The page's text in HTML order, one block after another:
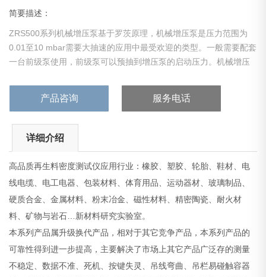
简要描述：
ZRS500系列机械增压泵基于罗茨原理，机械增压泵是压力范围为
0.01至10 mbar需要大抽速的应用中最受欢迎的类型。一般需要配套
一台前级泵使用，前级泵可以预抽到增压泵的启动压力。机械增压
产品咨询 服务电话
详细介绍
高品质再生料密度测试仪应用行业：橡胶、塑胶、轮胎、鞋材、电
线电缆、电工电器、包装材料、体育用品、运动器材、玻璃制品、
硬质合金、金属材料、粉末冶金、磁性材料、精密陶瓷、耐火材
料、矿物与岩石…新材料研究实验室。
本系列产品属升级换代产品，相对于其它竞争产品，本系列产品的
可靠性得到进一步提高，主要解决了市场上其它产品广泛存的测量
不稳定、数据不准、死机、按键失灵、吊线弯曲、吊栏易碰触容器